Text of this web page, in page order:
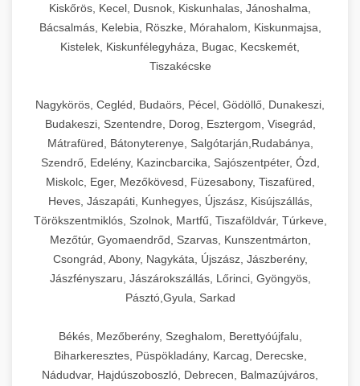
Kiskőrös, Kecel, Dusnok, Kiskunhalas, Jánoshalma,
Bácsalmás, Kelebia, Röszke, Mórahalom, Kiskunmajsa,
Kistelek, Kiskunfélegyháza, Bugac, Kecskemét,
Tiszakécske
Nagykörös, Cegléd, Budaörs, Pécel, Gödöllő, Dunakeszi,
Budakeszi, Szentendre, Dorog, Esztergom, Visegrád,
Mátrafüred, Bátonyterenye, Salgótarján,Rudabánya,
Szendrő, Edelény, Kazincbarcika, Sajószentpéter, Ózd,
Miskolc, Eger, Mezőkövesd, Füzesabony, Tiszafüred,
Heves, Jászapáti, Kunhegyes, Újszász, Kisújszállás,
Törökszentmiklós, Szolnok, Martfű, Tiszaföldvár, Túrkeve,
Mezőtúr, Gyomaendrőd, Szarvas, Kunszentmárton,
Csongrád, Abony, Nagykáta, Újszász, Jászberény,
Jászfényszaru, Jászárokszállás, Lőrinci, Gyöngyös,
Pásztó,Gyula, Sarkad
Békés, Mezőberény, Szeghalom, Berettyóújfalu,
Biharkeresztes, Püspökladány, Karcag, Derecske,
Nádudvar, Hajdúszoboszló, Debrecen, Balmazújváros,